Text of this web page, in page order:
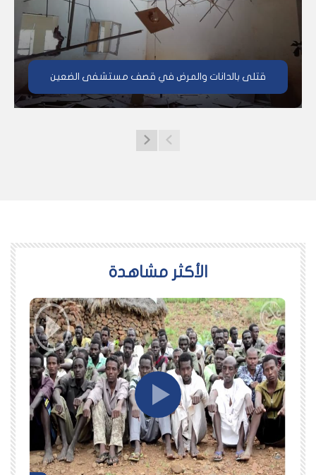
قتلى بالدانات والمرض في قصف مستشفى الضعين
اﻷكثر مشاهدة